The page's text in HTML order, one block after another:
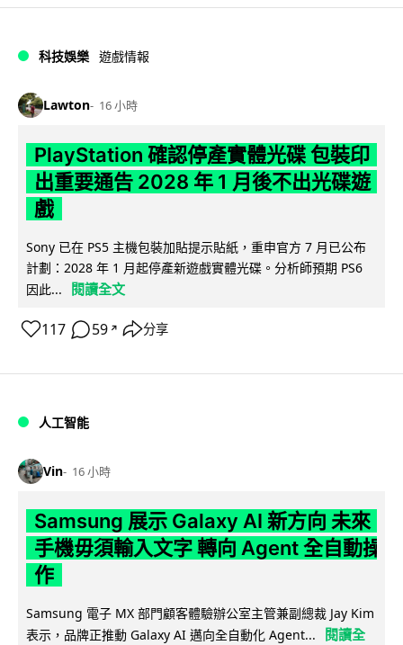
科技娛樂 遊戲情報
Lawton 16 小時
PlayStation 確認停產實體光碟 包裝印
出重要通告 2028 年 1 月後不出光碟遊
戲
Sony 已在 PS5 主機包裝加貼提示貼紙，重申官方 7 月已公布
計劃：2028 年 1 月起停產新遊戲實體光碟。分析師預期 PS6
因此...
閱讀全文
117 59 ↗ 分享
人工智能
Vin 16 小時
Samsung 展示 Galaxy AI 新方向 未來
手機毋須輸入文字 轉向 Agent 全自動操
作
Samsung 電子 MX 部門顧客體驗辦公室主管兼副總裁 Jay Kim
表示，品牌正推動 Galaxy AI 邁向全自動化 Agent...
閱讀全